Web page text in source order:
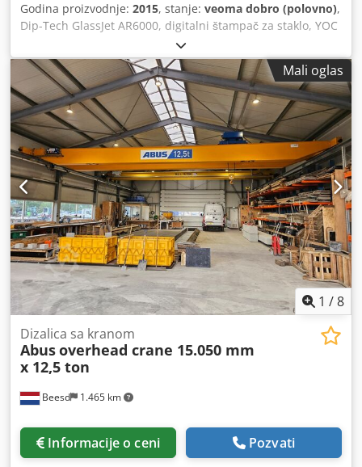
Godina proizvodnje: 2015, stanje: veoma dobro (polovno),
Dip-Tech GlassJet AR6000, digitalni štampač za staklo, YOC
2015 Rezolucija štampe: 360 tpi (real) MASTILO DIP
SPECTRUMA: Keramički mastilo za temperirano ESG i TVG
staklo Chedpfxjrhkp Ee Ac Dja Boje mastila: crna, bela,
imitacija urezivanja i razne spot boje Trenutno je u funkciji
7 otisaka: 4 crna i 3 bela. Dozvoljavaju štampanje crno-
belih. Maksimalna veličina stakla: 3300 x 6000 mm
Dimenzije min. stakla: 400 x 400 mm Debljina stakla: 2 – 19
mm Operatori: 1 Umetnute funkcije: kontinuirani
prenosnik Ukupne dimenzije: 6071 x 7746 x 1600 mm
(širina x dužina x visina) Format slike: Svi glavni grafički
formati uključujući: PDF, PS, EPS, Tiff, BMP i JPEG
Ambijentalna temperatura: 18 – 25 C Instalirana snaga:
400 VAC x 16A, 3 ph. 50/60Hz U veoma dobrom stanju.
Demontiran u februaru 2024. Dostupan: SADA
Mali oglas
1 /8
Beesd 1.465 km
Dizalica sa kranom
Abusoverhead crane 15.050 mm
x 12,5 ton
Informacije o ceni Pozvati